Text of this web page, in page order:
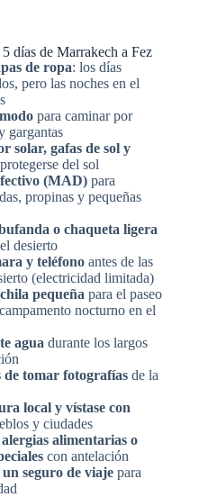
días de Marrakech a Fez
de ropa: los días
pero las noches en el
para caminar por
gargantas
solar, gafas de sol y
del sol
(MAD)para
propinas y pequeñas
o chaqueta ligera
desierto
y teléfonoantes de las
(electricidad limitada)
pequeña para el paseo
nocturno en el
agua durante los largos
de tomar fotografíasde la
local y vístase con
y ciudades
alimentarias o
con antelación
seguro de viajepara